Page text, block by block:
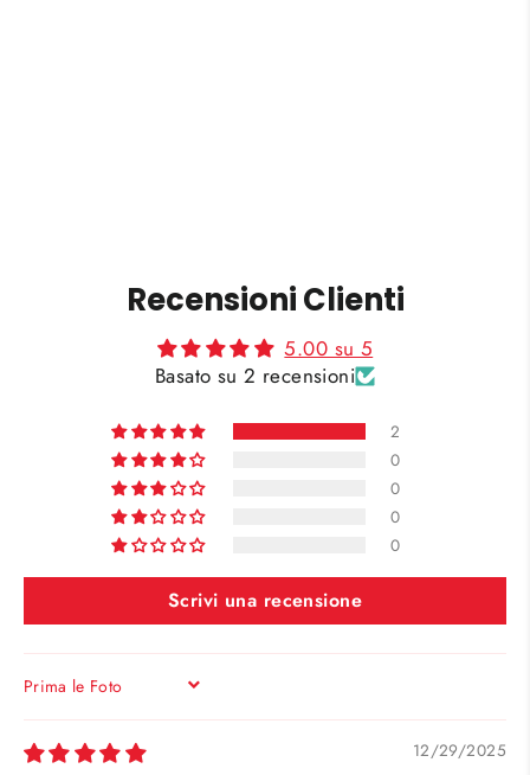
Recensioni Clienti
5.00 su 5
Basato su 2 recensioni
2
0
0
0
0
Scrivi una recensione
SORT BY
12/29/2025